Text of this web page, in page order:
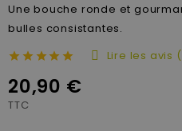
Une bouche ronde et
bulles consistantes.
Lire les avis
20,90 €
TTC